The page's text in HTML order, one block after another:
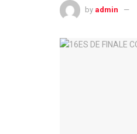
by admin